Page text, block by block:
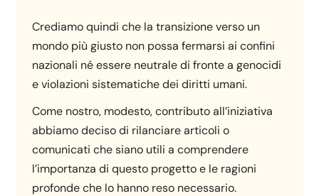
Crediamo quindi che la transizione verso un
mondo più giusto non possa fermarsi ai confini
nazionali né essere neutrale di fronte a genocidi
e violazioni sistematiche dei diritti umani.
Come nostro, modesto, contributo all’iniziativa
abbiamo deciso di rilanciare articoli o
comunicati che siano utili a comprendere
l’importanza di questo progetto e le ragioni
profonde che lo hanno reso necessario.